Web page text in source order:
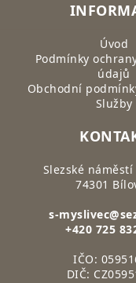
Úvod
Podmínky
údajů
Obchodní
Služby
Slezské
74301
s-
+420 725
IČO:
DIČ: